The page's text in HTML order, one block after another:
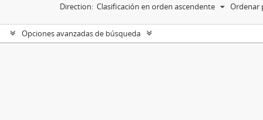
Ordenar
Direction: Clasificación en orden ascendente
Opciones avanzadas de búsqueda